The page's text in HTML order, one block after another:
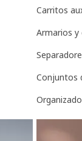
Carritos
Armarios
Conjuntos